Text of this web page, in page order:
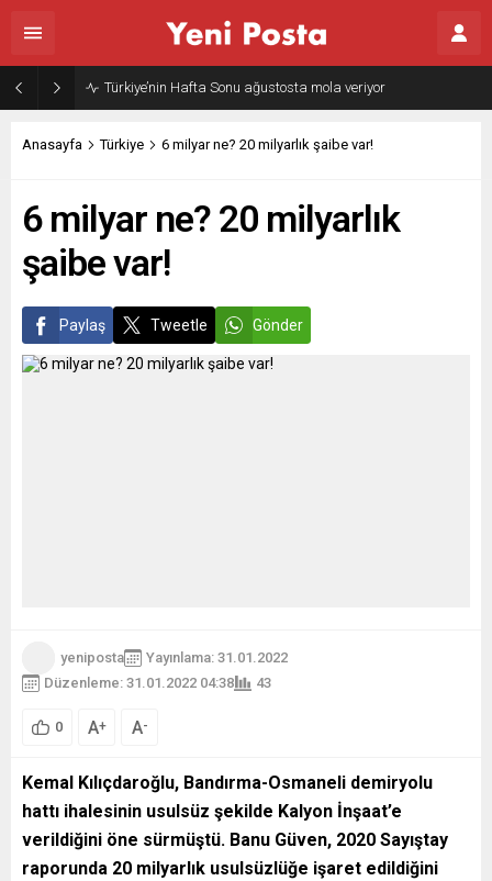
Türkiye’nin Hafta Sonu ağustosta mola veriyor
Anasayfa Türkiye 6 milyar ne? 20 milyarlık şaibe var!
6 milyar ne? 20 milyarlık
şaibe var!
Paylaş Tweetle Gönder
yeniposta
Yayınlama: 31.01.2022
Düzenleme: 31.01.2022 04:38
43
0 A+ A-
Kemal Kılıçdaroğlu, Bandırma-Osmaneli demiryolu
hattı ihalesinin usulsüz şekilde Kalyon İnşaat’e
verildiğini öne sürmüştü. Banu Güven, 2020 Sayıştay
raporunda 20 milyarlık usulsüzlüğe işaret edildiğini